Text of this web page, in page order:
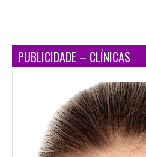
PUBLICIDADE – CLÍNICAS